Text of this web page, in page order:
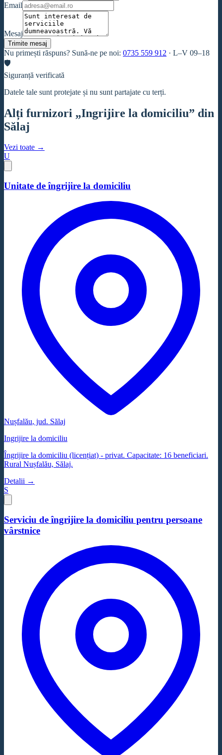
Email
Mesaj
Trimite mesaj
Nu primești răspuns? Sună-ne pe noi: 0735 559 912 · L–V 09–18
🛡
Siguranță verificată
Datele tale sunt protejate și nu sunt partajate cu terți.
Alți furnizori „Ingrijire la domiciliu” din
Sălaj
Vezi toate →
U
Unitate de îngrijire la domiciliu
Nușfalău, jud. Sălaj
Ingrijire la domiciliu
Îngrijire la domiciliu (licențiat) - privat. Capacitate: 16 beneficiari.
Rural Nușfalău, Sălaj.
Detalii →
S
Serviciu de îngrijire la domiciliu pentru persoane
vârstnice